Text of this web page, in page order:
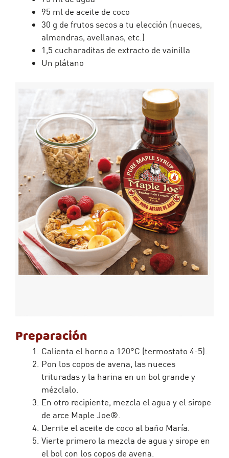
95 ml de aceite de coco
30 g de frutos secos a tu elección (nueces,
almendras, avellanas, etc.)
1,5 cucharaditas de extracto de vainilla
Un plátano
Preparación
Calienta el horno a 120°C (termostato 4-5).
Pon los copos de avena, las nueces
trituradas y la harina en un bol grande y
mézclalo.
En otro recipiente, mezcla el agua y el sirope
de arce Maple Joe®.
Derrite el aceite de coco al baño María.
Vierte primero la mezcla de agua y sirope en
el bol con los copos de avena.